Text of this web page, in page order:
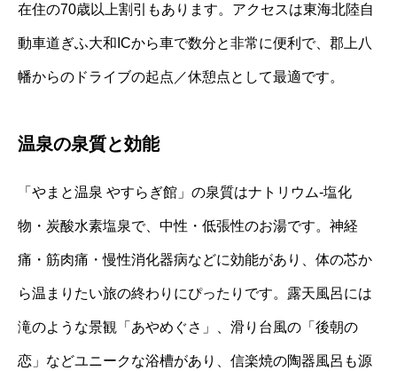
在住の70歳以上割引もあります。アクセスは東海北陸自
動車道ぎふ大和ICから車で数分と非常に便利で、郡上八
幡からのドライブの起点／休憩点として最適です。
温泉の泉質と効能
「やまと温泉 やすらぎ館」の泉質はナトリウム‐塩化
物・炭酸水素塩泉で、中性・低張性のお湯です。神経
痛・筋肉痛・慢性消化器病などに効能があり、体の芯か
ら温まりたい旅の終わりにぴったりです。露天風呂には
滝のような景観「あやめぐさ」、滑り台風の「後朝の
恋」などユニークな浴槽があり、信楽焼の陶器風呂も源